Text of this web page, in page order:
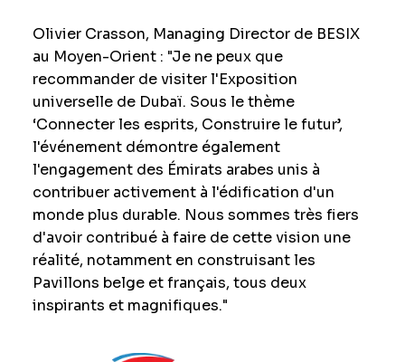
Olivier Crasson, Managing Director de BESIX
au Moyen-Orient : "Je ne peux que
recommander de visiter l'Exposition
universelle de Dubaï. Sous le thème
‘Connecter les esprits, Construire le futur’,
l'événement démontre également
l'engagement des Émirats arabes unis à
contribuer activement à l'édification d'un
monde plus durable. Nous sommes très fiers
d'avoir contribué à faire de cette vision une
réalité, notamment en construisant les
Pavillons belge et français, tous deux
inspirants et magnifiques."